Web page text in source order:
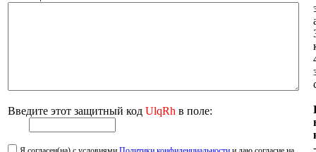
Введите этот защитный код UlqRh в поле: